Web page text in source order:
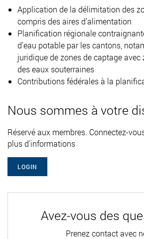
Application de la délimitation des
compris des aires d’alimentation
Planification régionale
d’eau potable par les cantons,
juridique de zones de captage avec
des eaux souterraines
Contributions fédérales à la
Nous sommes à votre
Réservé aux membres. Connectez-
plus d'informations
LOGIN
Avez-vous des
Prenez contact avec